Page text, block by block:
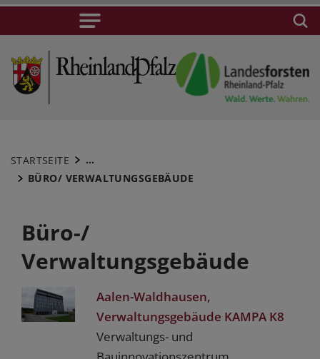
STARTSEITE
...
BÜRO/ VERWALTUNGSGEBÄUDE
Büro-/
Verwaltungsgebäude
Aalen-Waldhausen,
Verwaltungsgebäude KAMPA K8
Verwaltungs- und